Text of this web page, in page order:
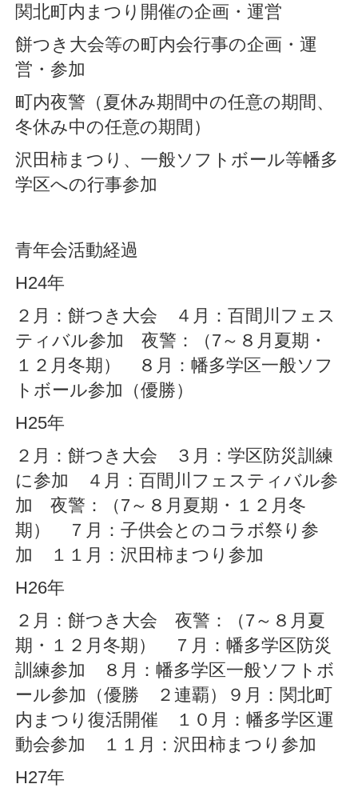
関北町内まつり開催の企画・運営
餅つき大会等の町内会行事の企画・運
営・参加
町内夜警（夏休み期間中の任意の期間、
冬休み中の任意の期間）
沢田柿まつり、一般ソフトボール等幡多
学区への行事参加
青年会活動経過
H24年
２月：餅つき大会 ４月：百間川フェス
ティバル参加 夜警：（7～８月夏期・
１２月冬期） ８月：幡多学区一般ソフ
トボール参加（優勝）
H25年
２月：餅つき大会 ３月：学区防災訓練
に参加 ４月：百間川フェスティバル参
加 夜警：（7～８月夏期・１２月冬
期） ７月：子供会とのコラボ祭り参
加 １１月：沢田柿まつり参加
H26年
２月：餅つき大会 夜警：（7～８月夏
期・１２月冬期） ７月：幡多学区防災
訓練参加 ８月：幡多学区一般ソフトボ
ール参加（優勝 ２連覇）９月：関北町
内まつり復活開催 １０月：幡多学区運
動会参加 １１月：沢田柿まつり参加
H27年